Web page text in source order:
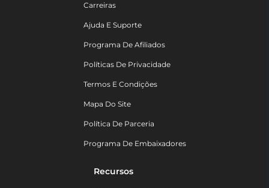
Carreiras
Ajuda E Suporte
Programa De Afiliados
Políticas De Privacidade
Termos E Condições
Mapa Do Site
Política De Parceria
Programa De Embaixadores
Recursos